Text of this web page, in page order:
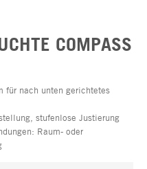
COMPASS
für nach unten gerichtetes
stufenlose Justierung
Raum- oder